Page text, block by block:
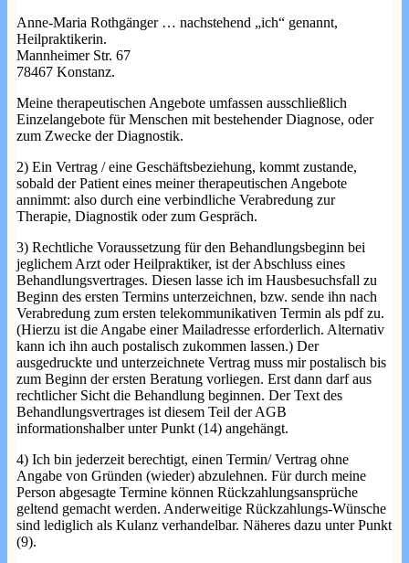
Anne-Maria Rothgänger … nachstehend „ich“ genannt,
Heilpraktikerin.
Mannheimer Str. 67
78467 Konstanz.
Meine therapeutischen Angebote umfassen ausschließlich
Einzelangebote für Menschen mit bestehender Diagnose, oder
zum Zwecke der Diagnostik.
2) Ein Vertrag / eine Geschäftsbeziehung, kommt zustande,
sobald der Patient eines meiner therapeutischen Angebote
annimmt: also durch eine verbindliche Verabredung zur
Therapie, Diagnostik oder zum Gespräch.
3) Rechtliche Voraussetzung für den Behandlungsbeginn bei
jeglichem Arzt oder Heilpraktiker, ist der Abschluss eines
Behandlungsvertrages. Diesen lasse ich im Hausbesuchsfall zu
Beginn des ersten Termins unterzeichnen, bzw. sende ihn nach
Verabredung zum ersten telekommunikativen Termin als pdf zu.
(Hierzu ist die Angabe einer Mailadresse erforderlich. Alternativ
kann ich ihn auch postalisch zukommen lassen.) Der
ausgedruckte und unterzeichnete Vertrag muss mir postalisch bis
zum Beginn der ersten Beratung vorliegen. Erst dann darf aus
rechtlicher Sicht die Behandlung beginnen. Der Text des
Behandlungsvertrages ist diesem Teil der AGB
informationshalber unter Punkt (14) angehängt.
4) Ich bin jederzeit berechtigt, einen Termin/ Vertrag ohne
Angabe von Gründen (wieder) abzulehnen. Für durch meine
Person abgesagte Termine können Rückzahlungsansprüche
geltend gemacht werden. Anderweitige Rückzahlungs-Wünsche
sind lediglich als Kulanz verhandelbar. Näheres dazu unter Punkt
(9).